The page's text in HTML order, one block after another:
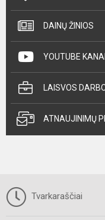
DAINŲ ŽINIOS
YOUTUBE
LAISVOS
ATNAUJINIMŲ
Tvarkaraščiai